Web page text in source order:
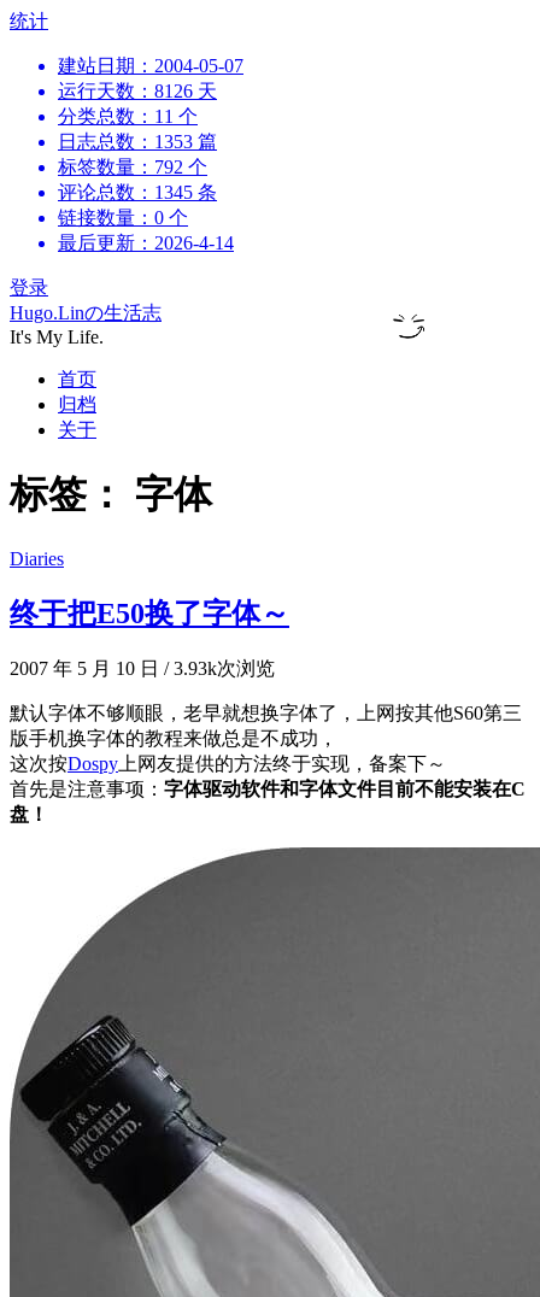
跳
统计
建站日期：2004-05-07
运行天数：8126 天
分类总数：11 个
日志总数：1353 篇
标签数量：792 个
评论总数：1345 条
链接数量：0 个
最后更新：2026-4-14
登录
Hugo.Linの生活志
It's My Life.
首页
归档
关于
标签： 字体
Diaries
终于把E50换了字体～
2007 年 5 月 10 日 /3.93k次浏览
默认字体不够顺眼，老早就想换字体了，上网按其他S60第三
版手机换字体的教程来做总是不成功，
这次按Dospy 上网友提供的方法终于实现，备案下～
首先是注意事项： 字体驱动软件和字体文件目前不能安装在C
盘！